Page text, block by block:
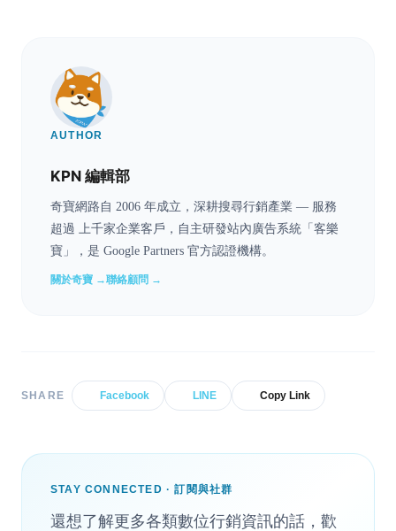
AUTHOR
KPN 編輯部
奇寶網路自 2006 年成立，深耕搜尋行銷產業 — 服務
超過 上千家企業客戶，自主研發站內廣告系統「客樂
寶」，是 Google Partners 官方認證機構。
關於奇寶 →聯絡顧問 →
SHARE Facebook LINE Copy Link
STAY CONNECTED · 訂閱與社群
還想了解更多各類數位行銷資訊的話，歡